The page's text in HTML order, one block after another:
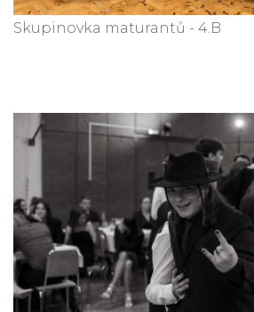
Skupinovka maturantů - 4.B